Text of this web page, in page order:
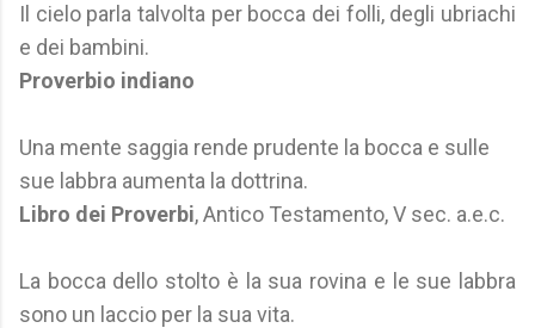
Il cielo parla talvolta per bocca dei folli, degli ubriachi
e dei bambini.
Proverbio indiano
Una mente saggia rende prudente la bocca e sulle
sue labbra aumenta la dottrina.
Libro dei Proverbi, Antico Testamento, V sec. a.e.c.
La bocca dello stolto è la sua rovina e le sue labbra
sono un laccio per la sua vita.